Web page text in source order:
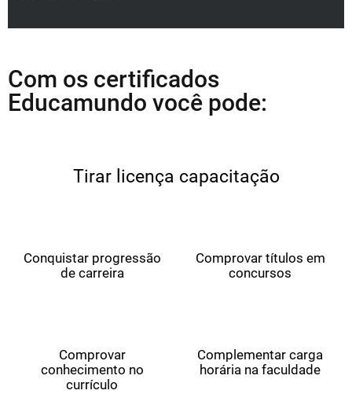
Com os certificados
Educamundo você pode:
Tirar licença capacitação
Conquistar progressão
de carreira
Comprovar títulos em
concursos
Comprovar
conhecimento no
currículo
Complementar carga
horária na faculdade